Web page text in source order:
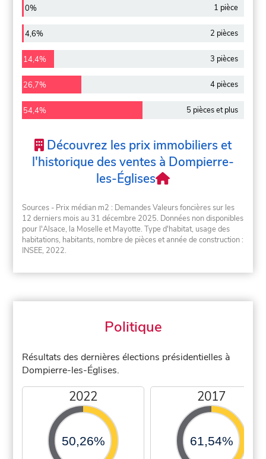
0% 1 pièce
4,6% 2 pièces
14,4% 3 pièces
26,7% 4 pièces
54,4% 5 pièces et plus
Découvrez les prix immobiliers et
l'historique des ventes à Dompierre-
les-Églises
Sources - Prix médian m2 : Demandes Valeurs foncières sur les
12 derniers mois au 31 décembre 2025. Données non disponibles
pour l'Alsace, la Moselle et Mayotte. Type d'habitat, usage des
habitations, habitants, nombre de pièces et année de construction :
INSEE, 2022.
Politique
Résultats des dernières élections présidentielles à
Dompierre-les-Églises.
2022
50,26%
2017
61,54%